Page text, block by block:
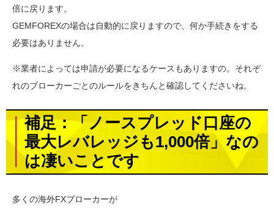
倍に戻ります。
GEMFOREXの場合は自動的に戻りますので、何か手続きをする
必要はありません。
※業者によっては申請が必要になるケースもありますの。それぞ
れのブローカーごとのルールをきちんと確認してくださいね。
補足：「ノースプレッド口座の
最大レバレッジも1,000倍」なの
は凄いことです
多くの海外FXブローカーが